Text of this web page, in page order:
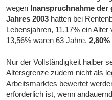
wegen Inanspruchnahme der
Jahres 2003 hatten bei
Lebensjahren, 11,17% ein
13,56% waren 63 Jahre,
Nur der Vollständigkeit halber
Altersgrenze zudem nicht als
Arbeitsmarktes bewertet
erforderlich ist, wenn